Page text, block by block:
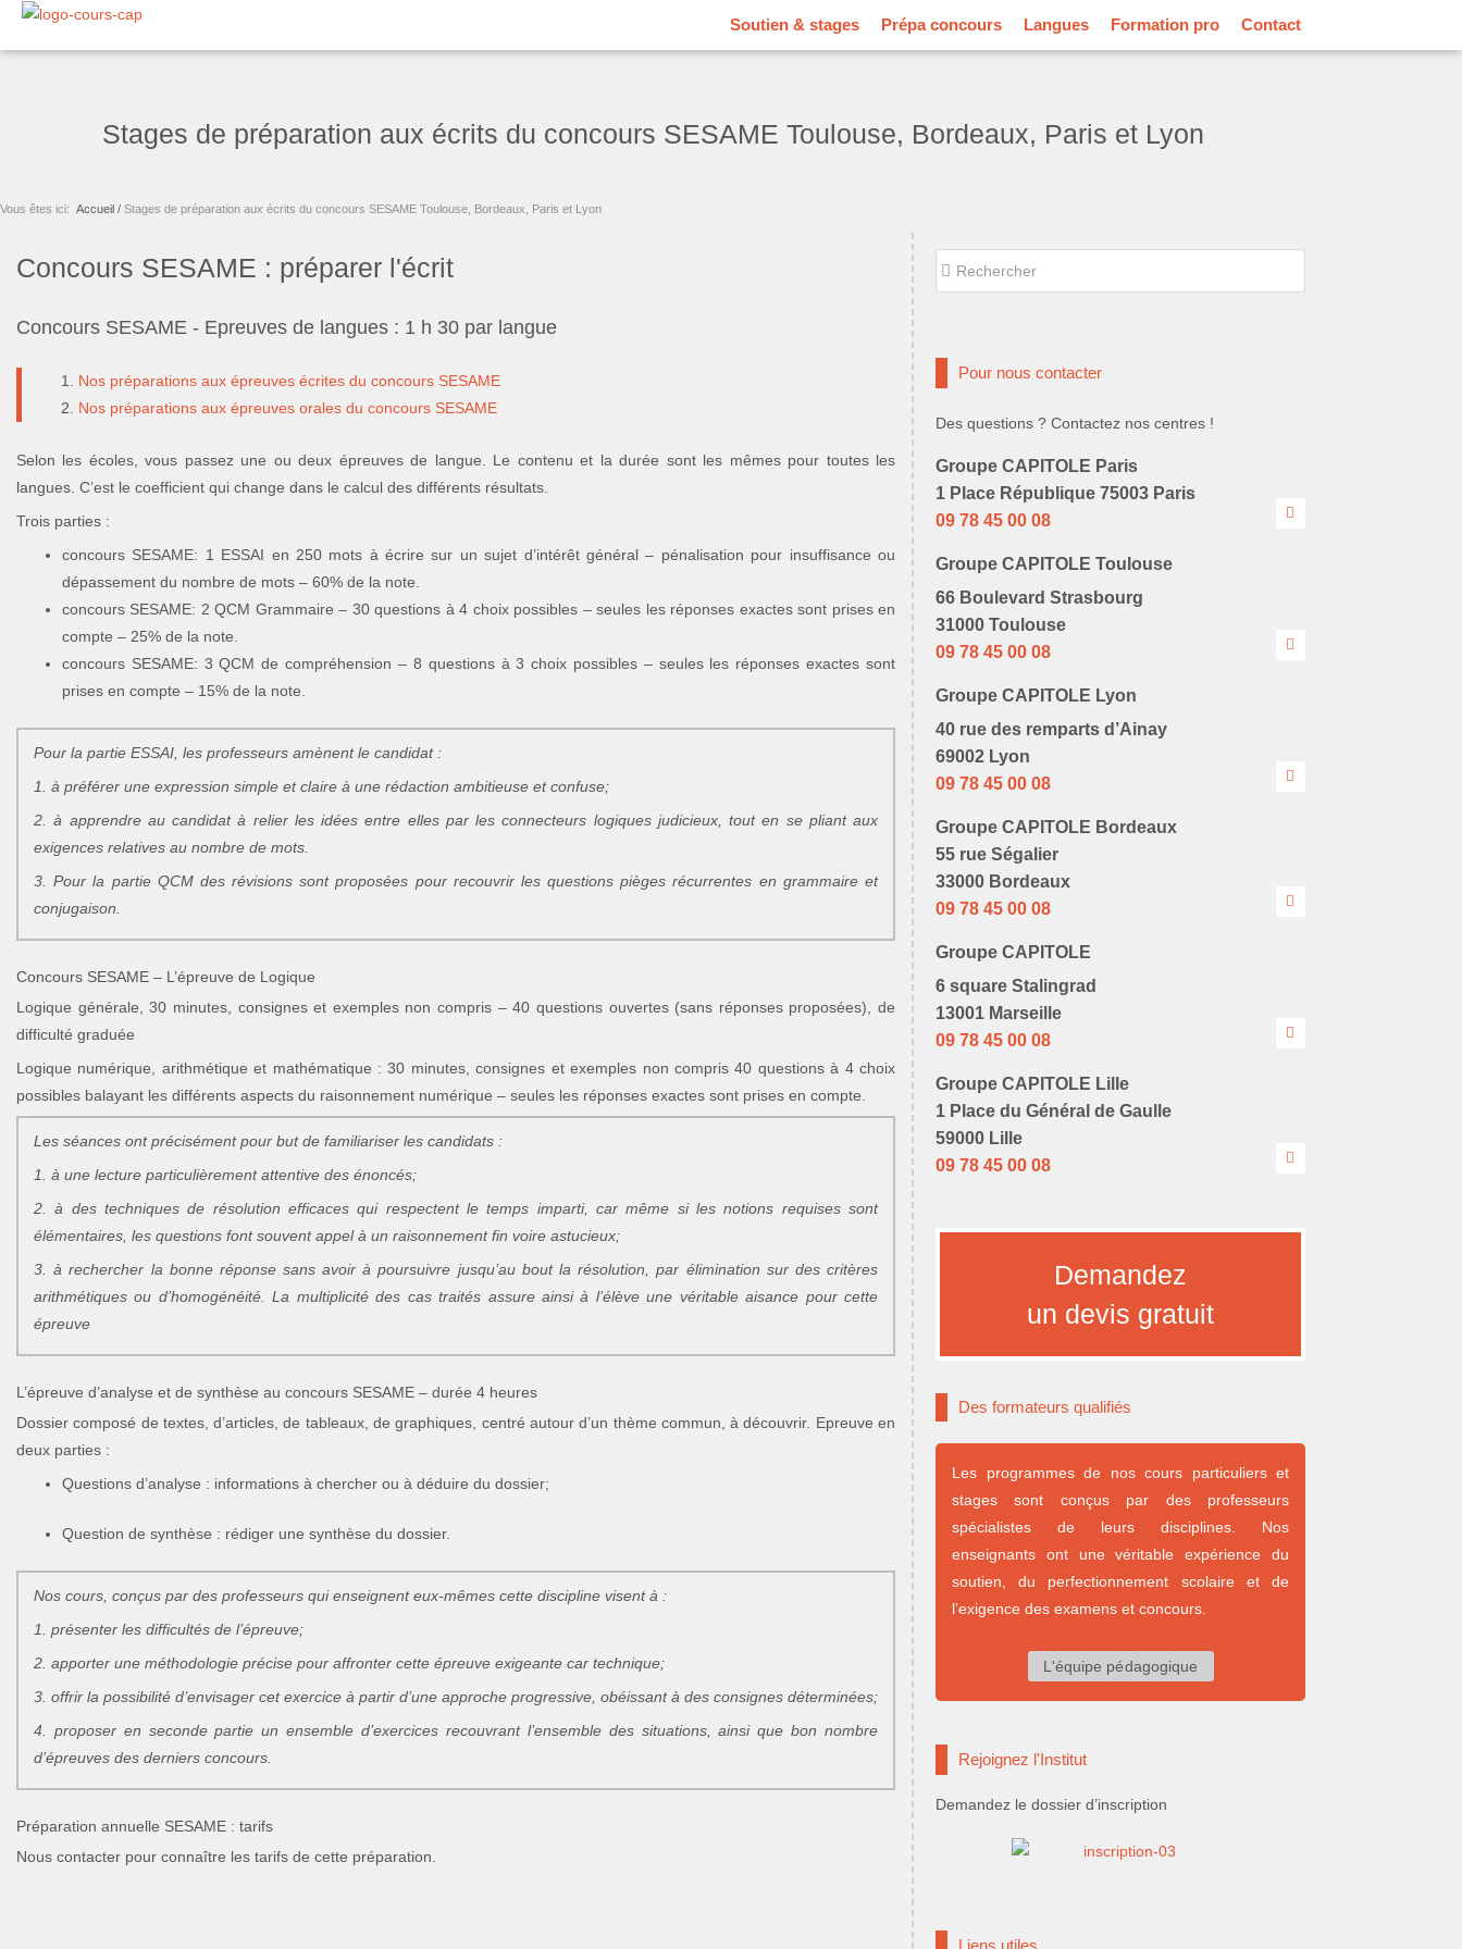
Aller
Soutien & stages Prépa concours Langues Formation pro Contact
Stages de préparation aux écrits du concours SESAME Toulouse, Bordeaux, Paris et Lyon
Vous êtes ici: Accueil / Stages de préparation aux écrits du concours SESAME Toulouse, Bordeaux, Paris et Lyon
Concours SESAME : préparer l'écrit
Concours SESAME - Epreuves de langues : 1 h 30 par langue
Nos préparations aux épreuves écrites du concours SESAME
Nos préparations aux épreuves orales du concours SESAME
Selon les écoles, vous passez une ou deux épreuves de langue. Le contenu et la durée sont les mêmes pour toutes les
langues. C’est le coefficient qui change dans le calcul des différents résultats.
Trois parties :
concours SESAME: 1 ESSAI en 250 mots à écrire sur un sujet d’intérêt général – pénalisation pour insuffisance ou
dépassement du nombre de mots – 60% de la note.
concours SESAME: 2 QCM Grammaire – 30 questions à 4 choix possibles – seules les réponses exactes sont prises en
compte – 25% de la note.
concours SESAME: 3 QCM de compréhension – 8 questions à 3 choix possibles – seules les réponses exactes sont
prises en compte – 15% de la note.
Pour la partie ESSAI, les professeurs amènent le candidat :
1. à préférer une expression simple et claire à une rédaction ambitieuse et confuse;
2. à apprendre au candidat à relier les idées entre elles par les connecteurs logiques judicieux, tout en se pliant aux
exigences relatives au nombre de mots.
3. Pour la partie QCM des révisions sont proposées pour recouvrir les questions pièges récurrentes en grammaire et
conjugaison.
Concours SESAME – L’épreuve de Logique
Logique générale, 30 minutes, consignes et exemples non compris – 40 questions ouvertes (sans réponses proposées), de
difficulté graduée
Logique numérique, arithmétique et mathématique : 30 minutes, consignes et exemples non compris 40 questions à 4 choix
possibles balayant les différents aspects du raisonnement numérique – seules les réponses exactes sont prises en compte.
Les séances ont précisément pour but de familiariser les candidats :
1. à une lecture particulièrement attentive des énoncés;
2. à des techniques de résolution efficaces qui respectent le temps imparti, car même si les notions requises sont
élémentaires, les questions font souvent appel à un raisonnement fin voire astucieux;
3. à rechercher la bonne réponse sans avoir à poursuivre jusqu’au bout la résolution, par élimination sur des critères
arithmétiques ou d’homogénéité. La multiplicité des cas traités assure ainsi à l’élève une véritable aisance pour cette
épreuve
L’épreuve d’analyse et de synthèse au concours SESAME – durée 4 heures
Dossier composé de textes, d’articles, de tableaux, de graphiques, centré autour d’un thème commun, à découvrir. Epreuve en
deux parties :
Questions d’analyse : informations à chercher ou à déduire du dossier;
Question de synthèse : rédiger une synthèse du dossier.
Nos cours, conçus par des professeurs qui enseignent eux-mêmes cette discipline visent à :
1. présenter les difficultés de l’épreuve;
2. apporter une méthodologie précise pour affronter cette épreuve exigeante car technique;
3. offrir la possibilité d’envisager cet exercice à partir d’une approche progressive, obéissant à des consignes déterminées;
4. proposer en seconde partie un ensemble d’exercices recouvrant l’ensemble des situations, ainsi que bon nombre
d’épreuves des derniers concours.
Préparation annuelle SESAME : tarifs
Nous contacter pour connaître les tarifs de cette préparation.
Rechercher
Pour nous contacter
Des questions ? Contactez nos centres !
Groupe CAPITOLE Paris
1 Place République 75003 Paris
09 78 45 00 08
Groupe CAPITOLE Toulouse
66 Boulevard Strasbourg
31000 Toulouse
09 78 45 00 08
Groupe CAPITOLE Lyon
40 rue des remparts d’Ainay
69002 Lyon
09 78 45 00 08
Groupe CAPITOLE Bordeaux
55 rue Ségalier
33000 Bordeaux
09 78 45 00 08
Groupe CAPITOLE
6 square Stalingrad
13001 Marseille
09 78 45 00 08
Groupe CAPITOLE Lille
1 Place du Général de Gaulle
59000 Lille
09 78 45 00 08
Demandez
un devis gratuit
Des formateurs qualifiés
Les programmes de nos cours particuliers et
stages sont conçus par des professeurs
spécialistes de leurs disciplines. Nos
enseignants ont une véritable expérience du
soutien, du perfectionnement scolaire et de
l’exigence des examens et concours.
L'équipe pédagogique
Rejoignez l'Institut
Demandez le dossier d’inscription
Liens utiles